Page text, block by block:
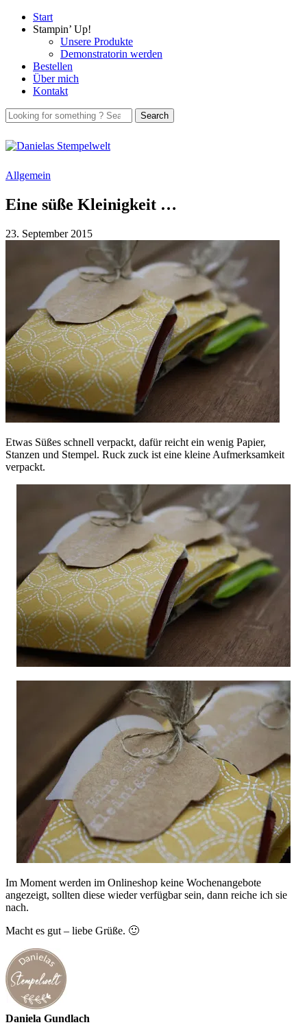
Start
Stampin’ Up!
Unsere Produkte
Demonstratorin werden
Bestellen
Über mich
Kontakt
Allgemein
Eine süße Kleinigkeit …
23. September 2015
Etwas Süßes schnell verpackt, dafür reicht ein wenig Papier,
Stanzen und Stempel. Ruck zuck ist eine kleine Aufmerksamkeit
verpackt.
Im Moment werden im Onlineshop keine Wochenangebote
angezeigt, sollten diese wieder verfügbar sein, dann reiche ich sie
nach.
Macht es gut – liebe Grüße. 🙂
Daniela Gundlach